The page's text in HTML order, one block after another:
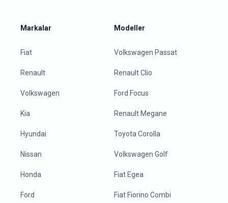
Markalar
Fiat
Renault
Volkswagen
Kia
Hyundai
Nissan
Honda
Ford
Modeller
Volkswagen Passat
Renault Clio
Ford Focus
Renault Megane
Toyota Corolla
Volkswagen Golf
Fiat Egea
Fiat Fiorino Combi